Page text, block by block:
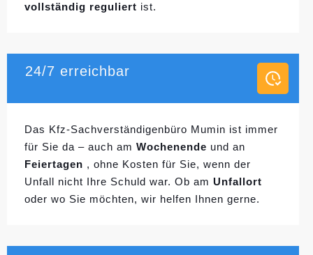
vollständig reguliert ist.
24/7 erreichbar
Das Kfz-Sachverständigenbüro Mumin ist immer
für Sie da – auch am Wochenende und an
Feiertagen , ohne Kosten für Sie, wenn der
Unfall nicht Ihre Schuld war. Ob am Unfallort
oder wo Sie möchten, wir helfen Ihnen gerne.